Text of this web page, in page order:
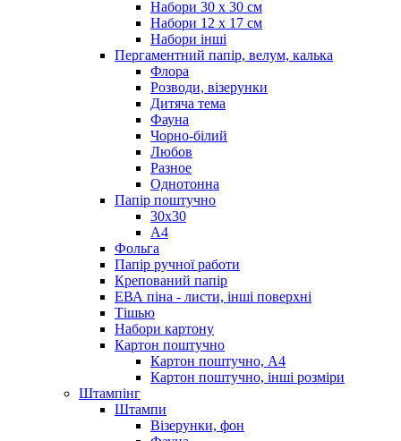
Набори 30 х 30 см
Набори 12 х 17 см
Набори інші
Пергаментний папір, велум, калька
Флора
Розводи, візерунки
Дитяча тема
Фауна
Чорно-білий
Любов
Разное
Однотонна
Папір поштучно
30х30
А4
Фольга
Папір ручної работи
Крепований папір
ЕВА піна - листи, інші поверхні
Тішью
Набори картону
Картон поштучно
Картон поштучно, А4
Картон поштучно, інші розміри
Штампінг
Штампи
Візерунки, фон